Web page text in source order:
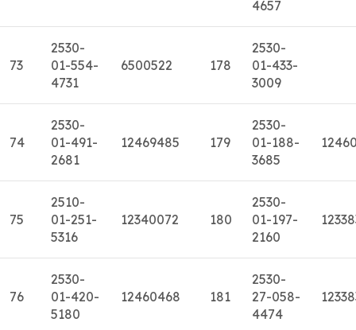
4657
73
2530-
01-554-
4731
6500522 178
2530-
01-433-
3009
74
2530-
01-491-
2681
12469485 179
2530-
01-188-
3685
75
2510-
01-251-
5316
12340072 180
2530-
01-197-
2160
76
2530-
01-420-
5180
12460468 181
2530-
27-058-
4474